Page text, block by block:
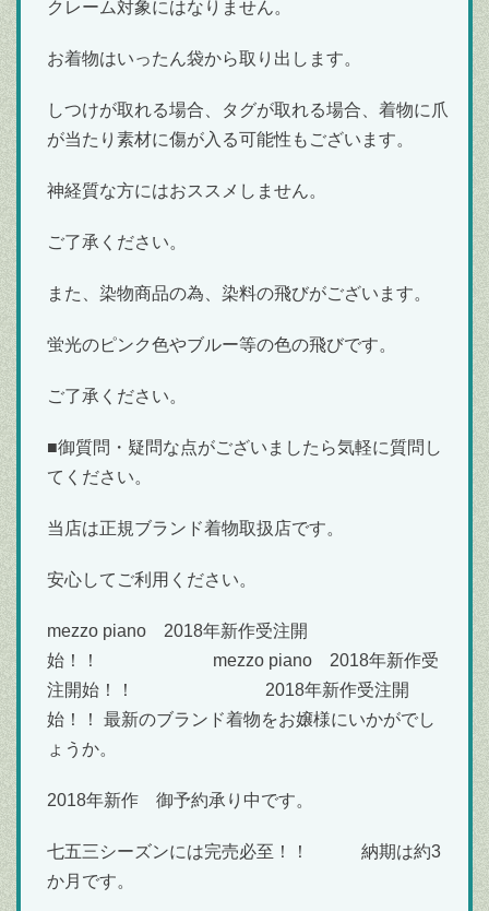
クレーム対象にはなりません。
お着物はいったん袋から取り出します。
しつけが取れる場合、タグが取れる場合、着物に爪
が当たり素材に傷が入る可能性もございます。
神経質な方にはおススメしません。
ご了承ください。
また、染物商品の為、染料の飛びがございます。
蛍光のピンク色やブルー等の色の飛びです。
ご了承ください。
■御質問・疑問な点がございましたら気軽に質問し
てください。
当店は正規ブランド着物取扱店です。
安心してご利用ください。
mezzo piano 2018年新作受注開
始！！ mezzo piano 2018年新作受
注開始！！ 2018年新作受注開
始！！ 最新のブランド着物をお嬢様にいかがでし
ょうか。
2018年新作 御予約承り中です。
七五三シーズンには完売必至！！ 納期は約3
か月です。